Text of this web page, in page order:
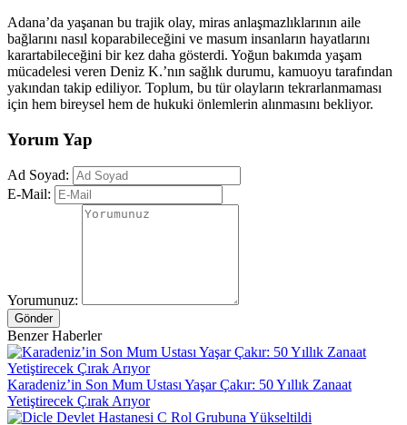
Adana’da yaşanan bu trajik olay, miras anlaşmazlıklarının aile
bağlarını nasıl koparabileceğini ve masum insanların hayatlarını
karartabileceğini bir kez daha gösterdi. Yoğun bakımda yaşam
mücadelesi veren Deniz K.’nın sağlık durumu, kamuoyu tarafından
yakından takip ediliyor. Toplum, bu tür olayların tekrarlanmaması
için hem bireysel hem de hukuki önlemlerin alınmasını bekliyor.
Yorum Yap
Ad Soyad:
E-Mail:
Yorumunuz:
Gönder
Benzer Haberler
Karadeniz’in Son Mum Ustası Yaşar Çakır: 50 Yıllık Zanaat
Yetiştirecek Çırak Arıyor